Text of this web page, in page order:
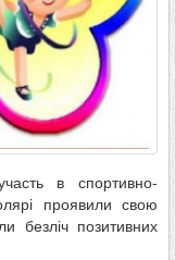
в спортивно-
проявили свою
безліч позитивних